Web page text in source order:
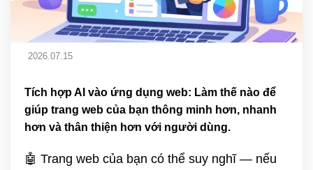
2026.07.15
Tích hợp AI vào ứng dụng web: Làm thế nào để
giúp trang web của bạn thông minh hơn, nhanh
hơn và thân thiện hơn với người dùng.
🤖 Trang web của bạn có thể suy nghĩ — nếu